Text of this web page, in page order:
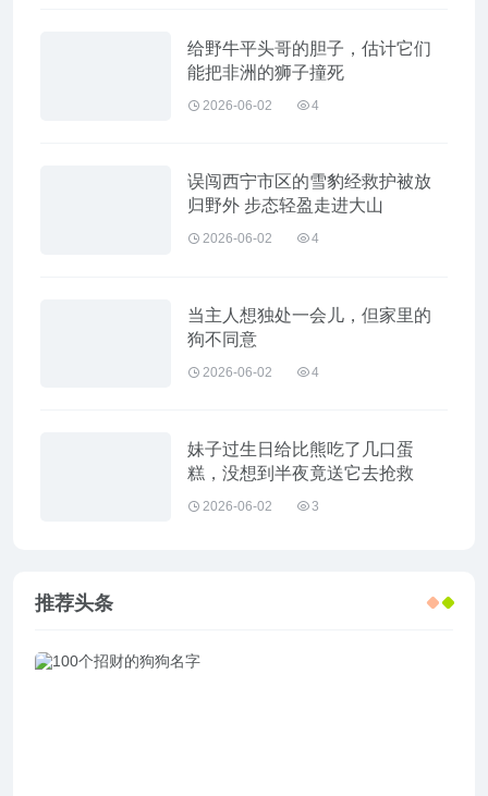
给野牛平头哥的胆子，估计它们
能把非洲的狮子撞死
2026-06-02 4
误闯西宁市区的雪豹经救护被放
归野外 步态轻盈走进大山
2026-06-02 4
当主人想独处一会儿，但家里的
狗不同意
2026-06-02 4
妹子过生日给比熊吃了几口蛋
糕，没想到半夜竟送它去抢救
2026-06-02 3
推荐头条